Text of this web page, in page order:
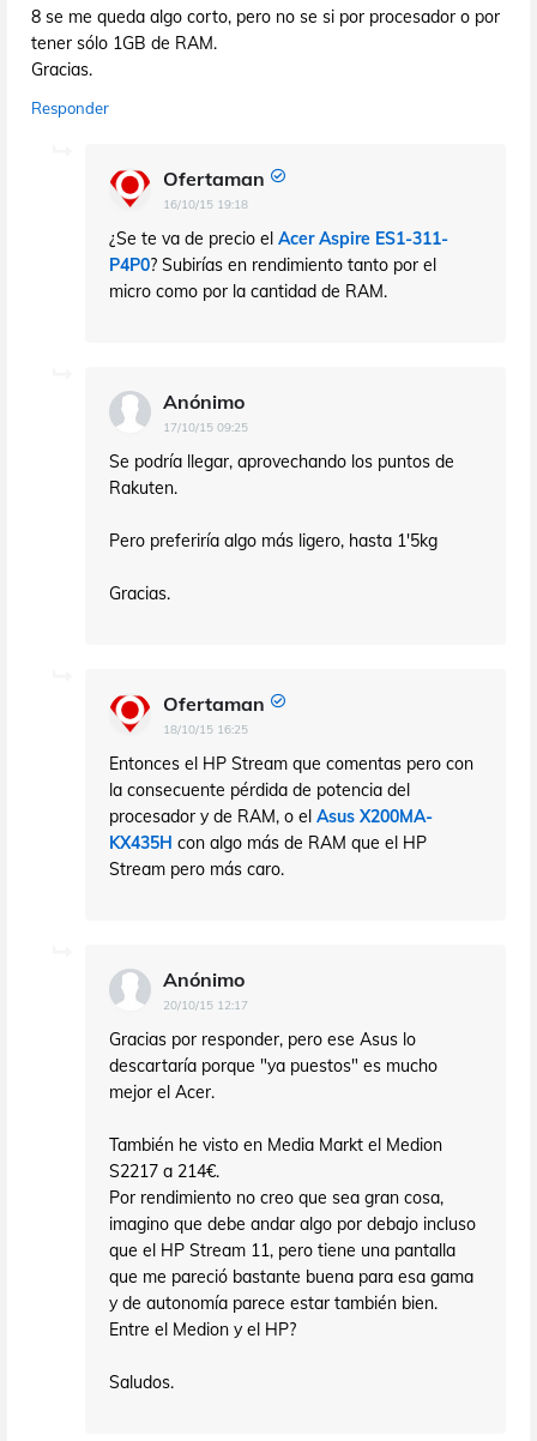
8 se me queda algo corto, pero no se si por procesador o por
tener sólo 1GB de RAM.
Gracias.
Responder
Ofertaman
16/10/15 19:18
¿Se te va de precio el Acer Aspire ES1-311-
P4P0? Subirías en rendimiento tanto por el
micro como por la cantidad de RAM.
Anónimo
17/10/15 09:25
Se podría llegar, aprovechando los puntos de
Rakuten.
Pero preferiría algo más ligero, hasta 1'5kg
Gracias.
Ofertaman
18/10/15 16:25
Entonces el HP Stream que comentas pero con
la consecuente pérdida de potencia del
procesador y de RAM, o el Asus X200MA-
KX435H con algo más de RAM que el HP
Stream pero más caro.
Anónimo
20/10/15 12:17
Gracias por responder, pero ese Asus lo
descartaría porque "ya puestos" es mucho
mejor el Acer.
También he visto en Media Markt el Medion
S2217 a 214€.
Por rendimiento no creo que sea gran cosa,
imagino que debe andar algo por debajo incluso
que el HP Stream 11, pero tiene una pantalla
que me pareció bastante buena para esa gama
y de autonomía parece estar también bien.
Entre el Medion y el HP?
Saludos.